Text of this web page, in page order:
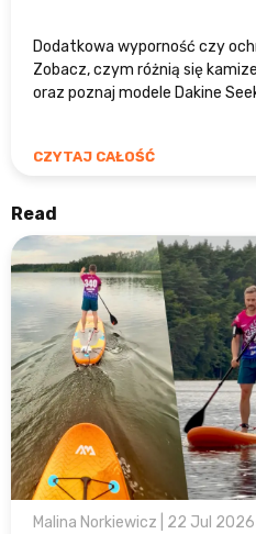
Dodatkowa wyporność czy
Zobacz, czym różnią się
oraz poznaj modele Dakine
CZYTAJ CAŁOŚĆ
Read
Malina Norkiewicz | 22 Jul 2026